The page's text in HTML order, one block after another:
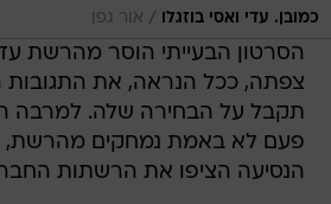
כמובן. עדי ואסי בוזגלו / אור גפן
הסרטון הבעייתי הוסר מהרשת
צפתה, ככל הנראה, את התגובות
תקבל על הבחירה שלה. למרבה
פעם לא באמת נמחקים מהרשת,
הנסיעה הציפו את הרשתות